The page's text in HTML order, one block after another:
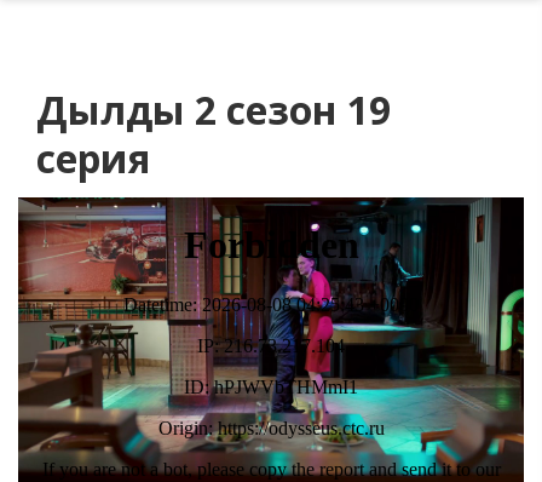
Дылды 2 сезон 19
серия